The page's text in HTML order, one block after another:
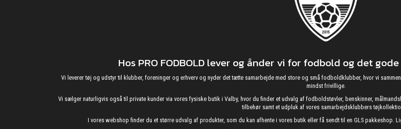
Hos PRO FODBOLD lever og ånder vi for fodbold og det
Vi leverer tøj og udstyr til klubber, foreninger og erhverv og nyder det tætte samarbejde med store og små fodboldklubber, hvor vi
mindst frivillige.
Vi sælger naturligvis også til private kunder via vores fysiske butik i Valby, hvor du finder et udvalg af fodboldstøvler, benskinner,
tilbehør samt et udpluk af vores samarbejdsklubbers
I vores webshop finder du et større udvalg af produkter, som du kan afhente i vores butik eller få sendt til en GLS pakkeshop.